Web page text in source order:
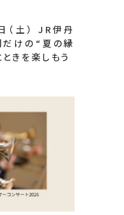
（土） JR伊丹
だけの“夏の縁
きを楽しもう